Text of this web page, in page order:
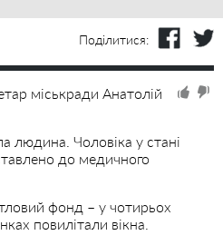
Поділитися:
міськради Анатолій
людина. Чоловіка у стані
до медичного
фонд – у чотирьох
повилітали вікна.